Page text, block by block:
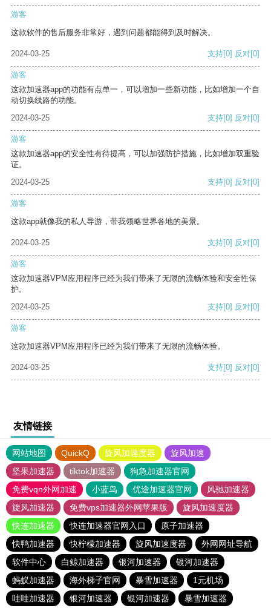
游客
这款软件的售后服务非常好，遇到问题都能得到及时解决。
2024-03-25 支持[0] 反对[0]
游客
这款加速器app的功能有点单一，可以增加一些新功能，比如增加一个自
动切换线路的功能。
2024-03-25
支持[0] 反对[0]
游客
这款加速器app的安全性有待提高，可以加强防护措施，比如增加双重验
证。
2024-03-25
支持[0] 反对[0]
游客
这款app就像我的私人导游，带我领略世界各地的美景。
2024-03-25 支持[0] 反对[0]
游客
这款加速器VPM应用程序已经为我们带来了无限的流畅体验和安全性保
护。
2024-03-25
支持[0] 反对[0]
游客
这款加速器VPM应用程序已经为我们带来了无限的流畅体验。
2024-03-25 支持[0] 反对[0]
友情链接
网站地图 QuickQ 旋风加速度器
旋风加速
坚果加速器
tiktok加速器
狗急加速器官网
免费vqn外网加速
小蓝鸟 优途加速器官网
风驰加速器
旋风加速器
免费vps加速器外网苹果版
旋风加速度器
快连加速器
快连加速器官网入口
原子加速器
快鸭加速器
快柠檬加速器 旋风加速度器
外网网址导航
软件中心
白鲸加速器 银河加速器
银河加速器
蚂蚁加速器
海外梯子官网 暴雪加速器
1元机场
哇哇加速器
银河加速器 银河加速器 暴雪加速器